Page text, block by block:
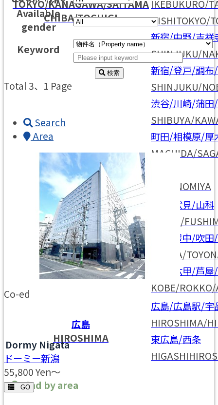
TOKYO/KANAGAWA/SAITAMA
CHIBA/TOCHIGI
IKEBUKURO/
NISHITOKYO/
新宿/中野/吉祥
SHINJUKU/
新宿/登戸/調
SHINJUKU/
渋谷/川崎/蒲
SHIBUYA/
町田/相模原/
MACHIDA/
UTSUNOMIYA
大阪/京都/神戸/奈良
OSAKA/KYOTO
KOBE/NARA
京都/伏見/山科
KYOTO/
大阪/豊中/吹
OSAKA/
神戸/六甲/芦
KOBE/
広島
HIROSHIMA
広島/広島駅/宇
HIROSHIMA/
東広島/西条
Find by area
Available
gender
Keyword
検索
Total 3、1 Page
Search
Area
Co-ed
Dormy Nigata
ドーミー新潟
55,800Yen～
GO